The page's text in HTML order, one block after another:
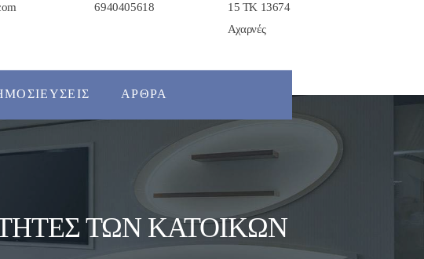
6940405618
15 ΤΚ 13674
Αχαρνές
ΆΡΘΡΑ
ΤΩΝ ΚΑΤΟΙΚΩΝ